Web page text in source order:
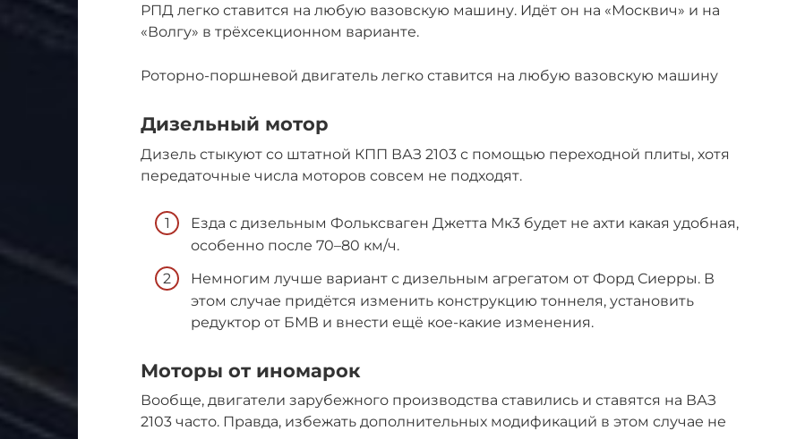
РПД легко ставится на любую вазовскую машину. Идёт он на «Москвич» и на
«Волгу» в трёхсекционном варианте.
Роторно-поршневой двигатель легко ставится на любую вазовскую машину
Дизельный мотор
Дизель стыкуют со штатной КПП ВАЗ 2103 с помощью переходной плиты, хотя
передаточные числа моторов совсем не подходят.
Езда с дизельным Фольксваген Джетта Мк3 будет не ахти какая удобная,
особенно после 70–80 км/ч.
Немногим лучше вариант с дизельным агрегатом от Форд Сиерры. В
этом случае придётся изменить конструкцию тоннеля, установить
редуктор от БМВ и внести ещё кое-какие изменения.
Моторы от иномарок
Вообще, двигатели зарубежного производства ставились и ставятся на ВАЗ
2103 часто. Правда, избежать дополнительных модификаций в этом случае не